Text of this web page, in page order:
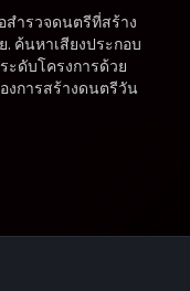
สำรวจดนตรีที่สร้าง
ค้นหาเสียงประกอบ
ดับโครงการด้วย
งการสร้างดนตรีวัน